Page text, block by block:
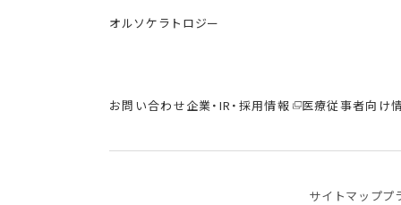
オルソケラトロジー
お問い合わせ企業・IR・採用情報 医療従事者向け
サイトマッププ